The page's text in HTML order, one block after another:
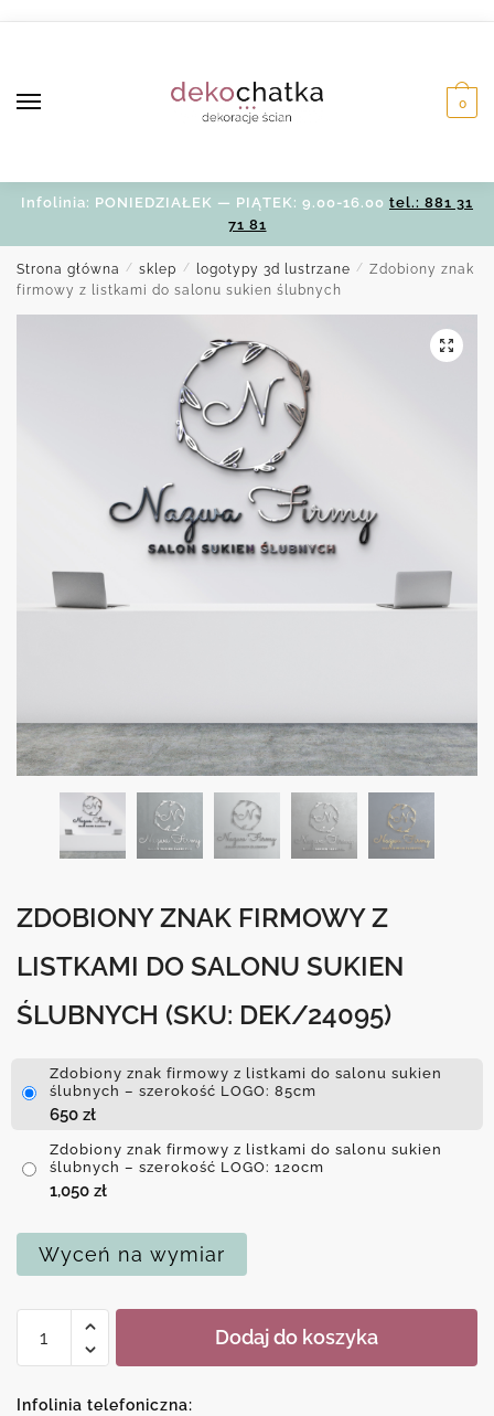
0
Infolinia: PONIEDZIAŁEK — PIĄTEK: 9.00-16.00 tel.: 881 31
71 81
Strona główna / sklep / logotypy 3d lustrzane / Zdobiony znak
firmowy z listkami do salonu sukien ślubnych
ZDOBIONY ZNAK FIRMOWY Z
LISTKAMI DO SALONU SUKIEN
ŚLUBNYCH (SKU: DEK/24095)
Zdobiony znak firmowy z listkami do salonu sukien
ślubnych – szerokość LOGO: 85cm
650 zł
Zdobiony znak firmowy z listkami do salonu sukien
ślubnych – szerokość LOGO: 120cm
1,050 zł
Wyceń na wymiar
Zdobiony
firmowy
Dodaj do koszyka
Infolinia telefoniczna: